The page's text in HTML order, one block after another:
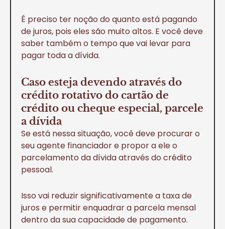
É preciso ter noção do quanto está pagando
de juros, pois eles são muito altos. E você deve
saber também o tempo que vai levar para
pagar toda a dívida.
Caso esteja devendo através do
crédito rotativo do cartão de
crédito ou cheque especial, parcele
a dívida
Se está nessa situação, você deve procurar o
seu agente financiador e propor a ele o
parcelamento da dívida através do crédito
pessoal.
Isso vai reduzir significativamente a taxa de
juros e permitir enquadrar a parcela mensal
dentro da sua capacidade de pagamento.